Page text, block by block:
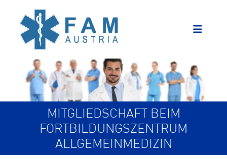
MITGLIEDSCHAFT BEIM
FORTBILDUNGSZENTRUM
ALLGEMEINMEDIZIN